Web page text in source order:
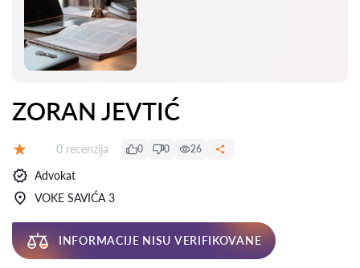
ZORAN JEVTIĆ
Recenzija:
0 recenzija 0 0 26
Advokat
VOKE SAVIĆA 3
INFORMACIJE NISU VERIFIKOVANE